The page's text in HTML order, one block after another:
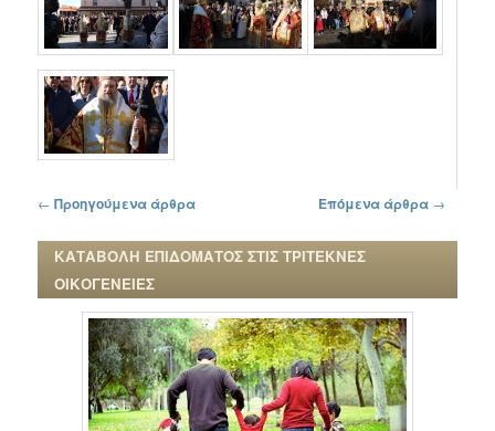
Πλοήγηση στα άρθρα
← Προηγούμενα άρθρα Επόμενα άρθρα →
ΚΑΤΑΒΟΛΗ ΕΠΙΔΟΜΑΤΟΣ ΣΤΙΣ ΤΡΙΤΕΚΝΕΣ
ΟΙΚΟΓΕΝΕΙΕΣ